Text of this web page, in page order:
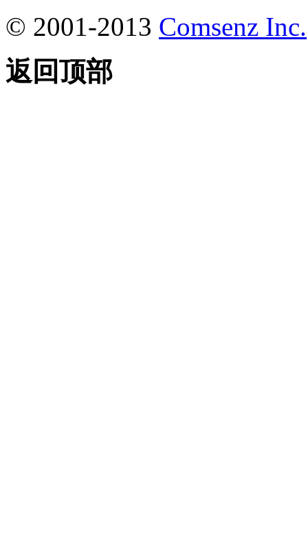
© 2001-2013 Comsenz Inc.
返回顶部